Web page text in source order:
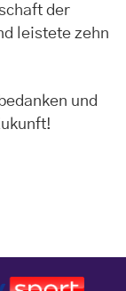
der
leistete zehn
und